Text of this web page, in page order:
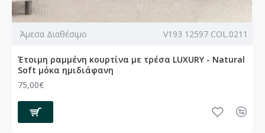
Άμεσα Διαθέσιμο V193 12597 COL.0211
Έτοιμη ραμμένη κουρτίνα με τρέσα LUXURY - Natural
Soft μόκα ημιδιάφανη
75,00€